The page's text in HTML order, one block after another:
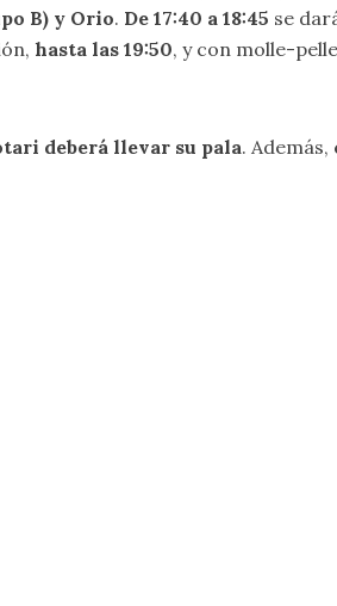
B) y Orio. De 17:40 a 18:45 se
hasta las 19:50, y con molle-
deberá llevar su pala. Además,